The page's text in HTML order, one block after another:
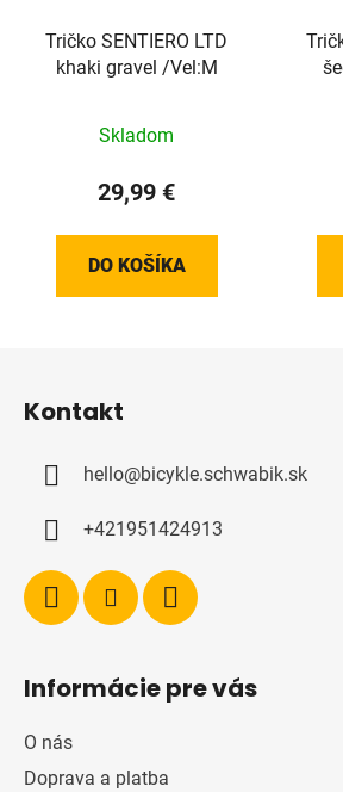
Tričko SENTIERO LTD
khaki gravel /Vel:M
Skladom
29,99 €
DO KOŠÍKA
Kontakt
hello@bicykle.schwabik.sk
+421951424913
Informácie pre vás
O nás
Doprava a platba